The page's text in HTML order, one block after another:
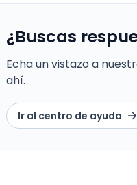
¿Buscas
Echa un vistazo a
ahí.
Ir al centro de ayuda